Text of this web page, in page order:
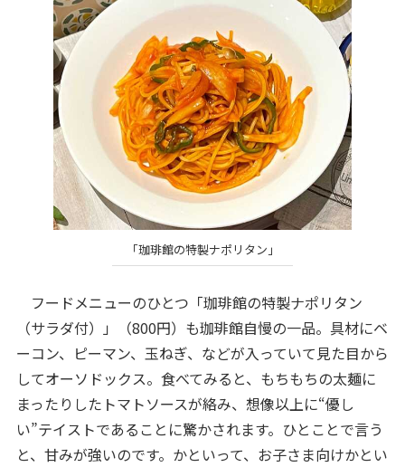
「珈琲館の特製ナポリタン」
フードメニューのひとつ「珈琲館の特製ナポリタン
（サラダ付）」（800円）も珈琲館自慢の一品。具材にベ
ーコン、ピーマン、玉ねぎ、などが入っていて見た目から
してオーソドックス。食べてみると、もちもちの太麺に
まったりしたトマトソースが絡み、想像以上に“優し
い”テイストであることに驚かされます。ひとことで言う
と、甘みが強いのです。かといって、お子さま向けかとい